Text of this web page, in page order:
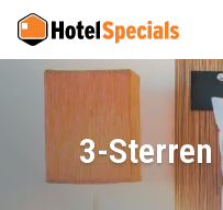
3-Sterren